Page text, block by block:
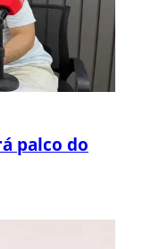
palco do